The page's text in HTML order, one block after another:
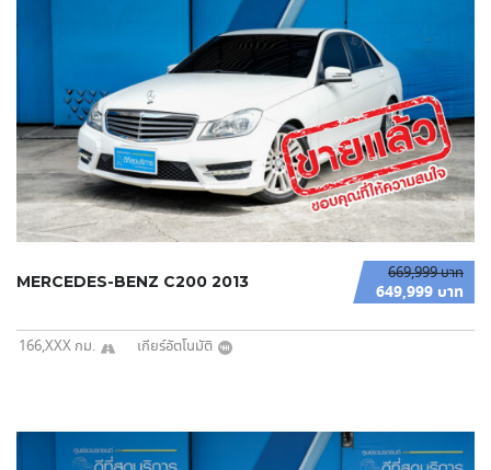
669,999 บาท
649,999 บาท
MERCEDES-BENZ C200 2013
166,XXX กม. เกียร์อัตโนมัติ